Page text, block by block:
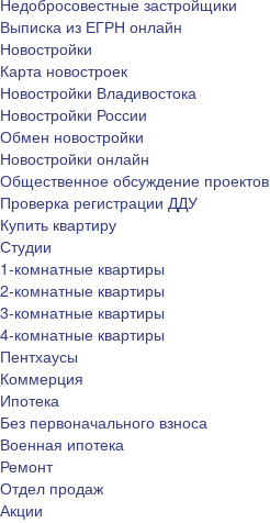
Недобросовестные застройщики
Выписка из ЕГРН онлайн
Новостройки
Карта новостроек
Новостройки Владивостока
Новостройки России
Обмен новостройки
Новостройки онлайн
Общественное обсуждение проектов
Проверка регистрации ДДУ
Купить квартиру
Студии
1-комнатные квартиры
2-комнатные квартиры
3-комнатные квартиры
4-комнатные квартиры
Пентхаусы
Коммерция
Ипотека
Без первоначального взноса
Военная ипотека
Ремонт
Отдел продаж
Акции